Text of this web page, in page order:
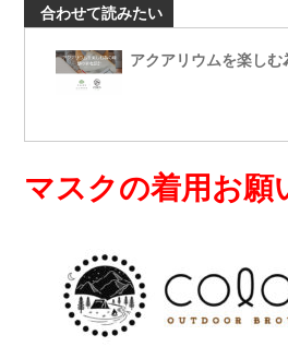
合わせて読みたい
アクアリウムを楽し
マスクの着用お願